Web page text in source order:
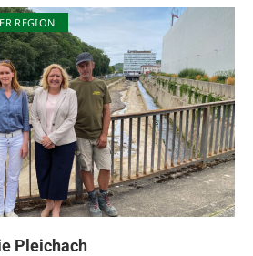
REGION
Pleichach